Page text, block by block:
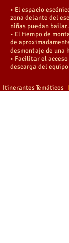
• El espacio
zona delante del
niñas puedan bailar.
• El tiempo de
de
desmontaje de una
• Facilitar el
descarga del
ItinerantesTemáticos